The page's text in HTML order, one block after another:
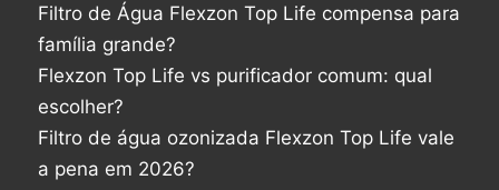
Filtro de Água Flexzon Top Life compensa para
família grande?
Flexzon Top Life vs purificador comum: qual
escolher?
Filtro de água ozonizada Flexzon Top Life vale
a pena em 2026?